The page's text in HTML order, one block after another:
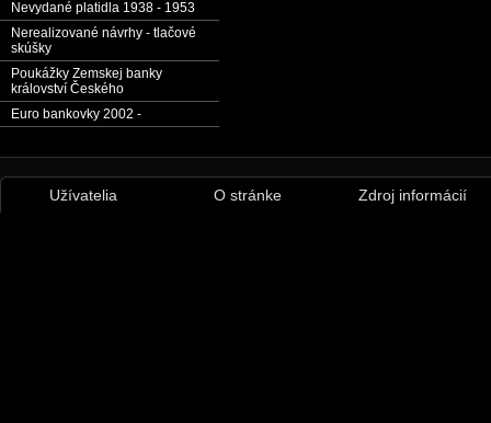
Nevydané platidla 1938 - 1953
Nerealizované návrhy - tlačové
skúšky
Poukážky Zemskej banky
království Českého
Euro bankovky 2002 -
Užívatelia O stránke Zdroj informácií